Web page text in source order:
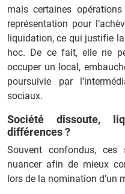
mais certaines
représentation pour
liquidation, ce qui justifie
hoc. De ce fait, elle ne
occuper un local,
poursuivie par
sociaux.
Société dissoute,
différences ?
Souvent confondus,
nuancer afin de mieux
lors de la nomination d’un